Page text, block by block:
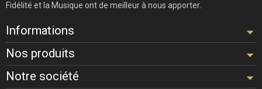
Fidélité et la Musique ont de meilleur à nous apporter.
Informations
Nos produits
Notre société